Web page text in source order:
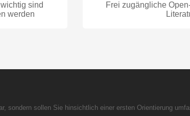
sind
werden
Frei zugängliche
sondern sollen Sie hinsichtlich einer ersten Orientierung